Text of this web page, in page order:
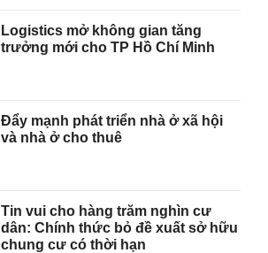
Logistics mở không gian tăng
trưởng mới cho TP Hồ Chí Minh
Đẩy mạnh phát triển nhà ở xã hội
và nhà ở cho thuê
Tin vui cho hàng trăm nghìn cư
dân: Chính thức bỏ đề xuất sở hữu
chung cư có thời hạn